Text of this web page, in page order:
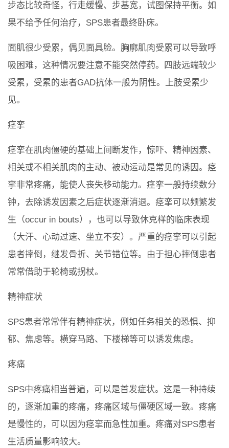
步态比较奇怪，行走缓慢、步基宽，试图保持平衡。如
果不给予任何治疗，SPS患者最终卧床。
面肌很少受累，偶见面具脸。胸廓肌肉受累可以导致呼
吸困难，这种情况要注意不能突然停药。四肢远端较少
受累，受累的患者GAD抗体一般为阴性。上肢受累少
见。
痉挛
痉挛在肌肉僵硬的基础上间断发作，惊吓、精神因素、
相关或不相关肌肉的主动、被动运动是常见的诱因。痉
挛非常疼痛，能使人丧失移动能力。痉挛一般持续数分
钟，去除诱发因素之后症状逐渐消退。痉挛可以频繁发
生（occur in bouts），也可以导致休克样的临床表现
（大汗、心动过速、坐立不安）。严重的痉挛可以引起
患者摔倒，继发骨折、关节错位等。由于担心摔倒患者
常常借助于轮椅或拐杖。
精神症状
SPS患者常常伴有精神症状，例如任务相关的恐惧、抑
郁、焦虑等。横穿马路、下楼梯等可以诱发焦虑。
疼痛
SPS中疼痛相当普遍，可以是首发症状。这是一种持续
的，逐渐加重的疼痛，疼痛区域与僵硬区域一致。疼痛
是慢性的，可以因为痉挛而急性加重。疼痛对SPS患者
生活质量影响较大。